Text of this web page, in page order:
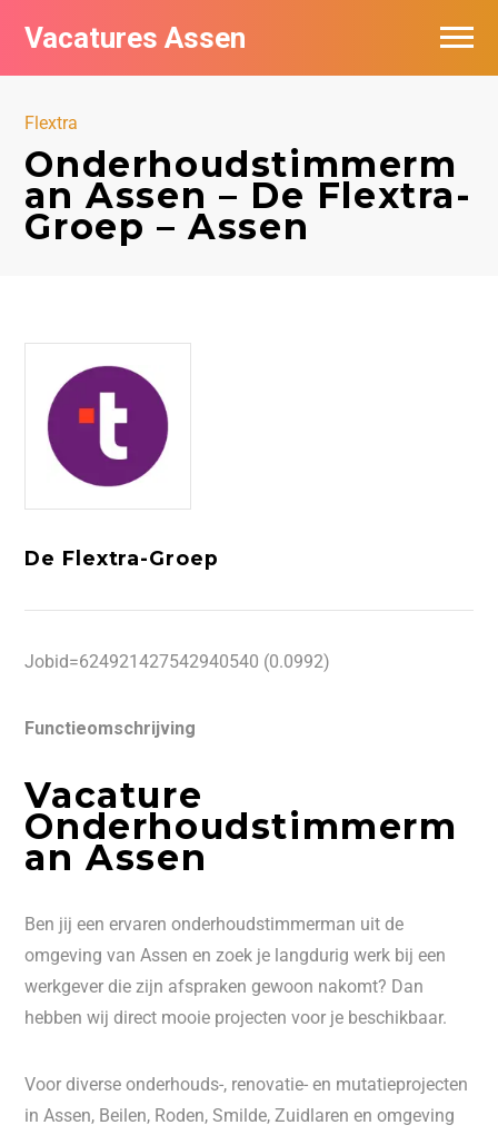
Vacatures Assen
Flextra
Onderhoudstimmerm
an Assen – De Flextra-
Groep – Assen
De Flextra-Groep
Jobid=624921427542940540 (0.0992)
Functieomschrijving
Vacature
Onderhoudstimmerm
an Assen
Ben jij een ervaren onderhoudstimmerman uit de
omgeving van Assen en zoek je langdurig werk bij een
werkgever die zijn afspraken gewoon nakomt? Dan
hebben wij direct mooie projecten voor je beschikbaar.
Voor diverse onderhouds-, renovatie- en mutatieprojecten
in Assen, Beilen, Roden, Smilde, Zuidlaren en omgeving
Vacatures per bedrijf
Nieuwsbrief feed